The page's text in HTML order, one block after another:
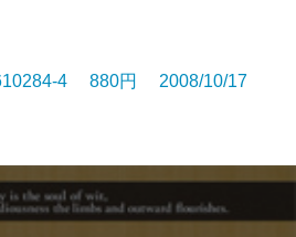
4 880円 2008/10/17